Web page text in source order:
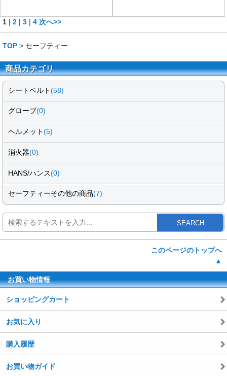
1 | 2 | 3 | 4 次へ>>
TOP > セーフティー
商品カテゴリ
シートベルト(58)
グローブ(0)
ヘルメット(5)
消火器(0)
HANS/ハンス(0)
セーフティーその他の商品(7)
SEARCH
このページのトップへ
▲
お買い物情報
ショッピングカート
お気に入り
購入履歴
お買い物ガイド